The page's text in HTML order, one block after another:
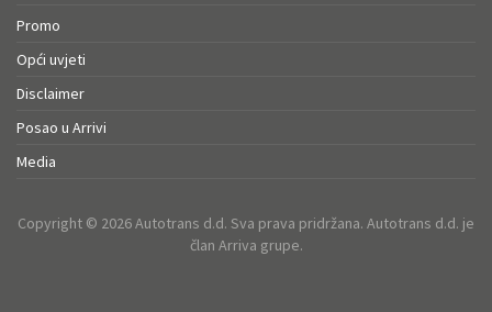
Promo
Opći uvjeti
Disclaimer
Posao u Arrivi
Media
Copyright © 2026 Autotrans d.d. Sva prava pridržana. Autotrans d.d. je
član Arriva grupe.